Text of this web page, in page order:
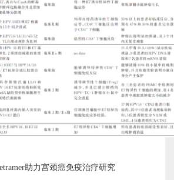
助力宫颈癌免疫治疗研究